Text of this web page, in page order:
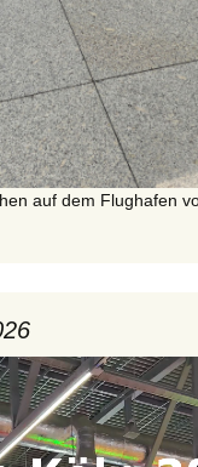
auf dem Flughafen